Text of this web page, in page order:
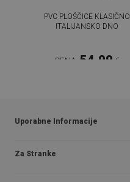
PVC PLOŠČICE KLASIČNO
ITALIJANSKO DNO
CENA: 54.99 €
Uporabne Informacije
Reklamacije in vračila
Za Stranke